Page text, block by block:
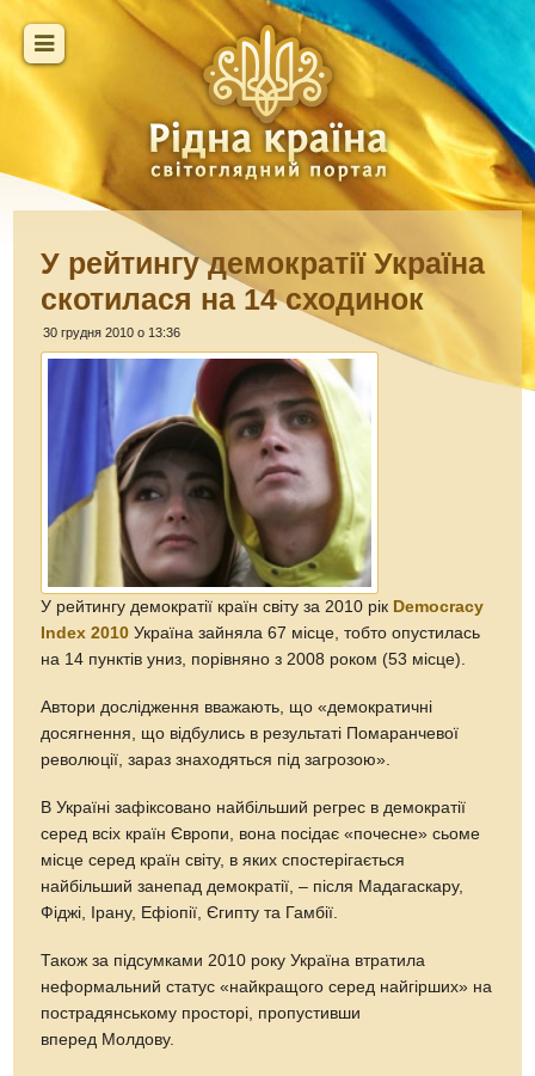
У рейтингу демократії Україна
скотилася на 14 сходинок
30 грудня 2010 о 13:36
У рейтингу демократії країн світу за 2010 рік Democracy
Index 2010 Україна зайняла 67 місце, тобто опустилась
на 14 пунктів униз, порівняно з 2008 роком (53 місце).
Автори дослідження вважають, що «демократичні
досягнення, що відбулись в результаті Помаранчевої
революції, зараз знаходяться під загрозою».
В Україні зафіксовано найбільший регрес в демократії
серед всіх країн Європи, вона посідає «почесне» сьоме
місце серед країн світу, в яких спостерігається
найбільший занепад демократії, – після Мадагаскару,
Фіджі, Ірану, Ефіопії, Єгипту та Гамбії.
Також за підсумками 2010 року Україна втратила
неформальний статус «найкращого серед найгірших» на
пострадянському просторі, пропустивши
вперед Молдову.